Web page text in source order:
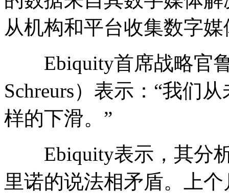
从机构和平台收集数字
Ebiquity首席战略官鲁
Schreurs）表示：“我们
样的下滑。”
Ebiquity表示，其分析
里诺的说法相矛盾。上